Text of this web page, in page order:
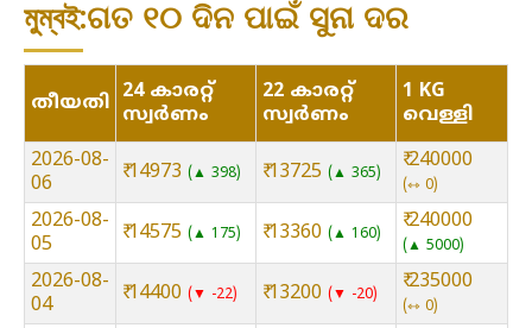
মুম্বই:ଗତ ୧୦ ଦିନ ପାଇଁ ସୁନା ଦର
തീയതി 24 കാരറ്റ്
സ്വർണം
22 കാരറ്റ്
സ്വർണം
1 KG
വെള്ളി
2026-08-
06
₹ 14973 ▲ 398 ₹ 13725 ▲ 365
₹ 240000
⇿ 0
2026-08-
05
₹ 14575 ▲ 175 ₹ 13360 ▲ 160
₹ 240000
▲ 5000
2026-08-
04
₹ 14400 ▼ -22 ₹ 13200 ▼ -20
₹ 235000
⇿ 0